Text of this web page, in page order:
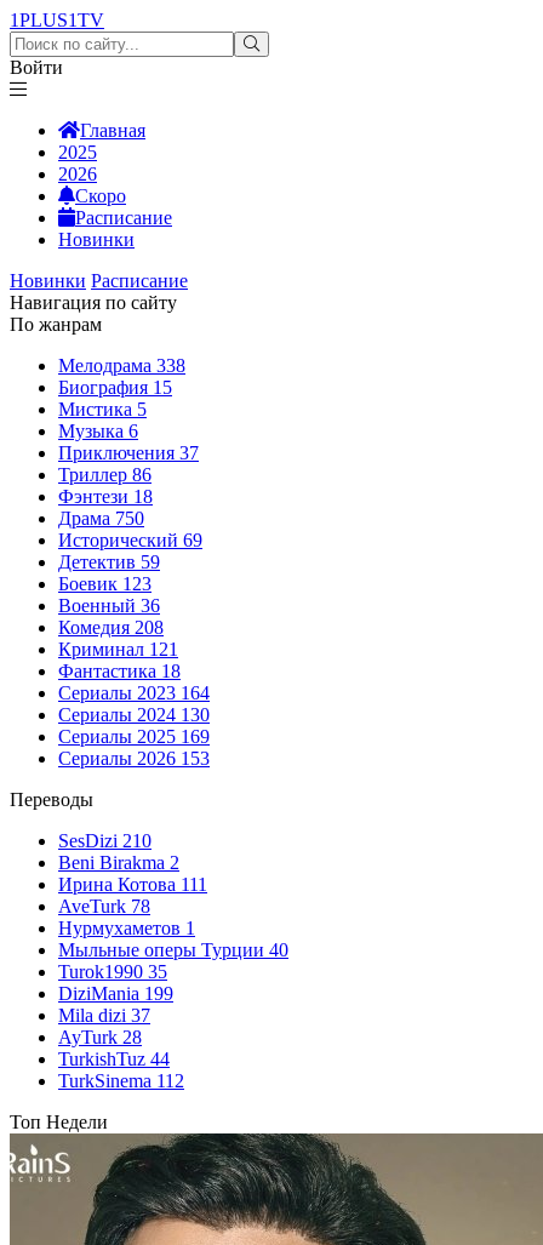
1PLUS1TV
Войти
Главная
2025
2026
Скоро
Расписание
Новинки
Новинки Расписание
Навигация по сайту
По жанрам
Мелодрама 338
Биография 15
Мистика 5
Музыка 6
Приключения 37
Триллер 86
Фэнтези 18
Драма 750
Исторический 69
Детектив 59
Боевик 123
Военный 36
Комедия 208
Криминал 121
Фантастика 18
Сериалы 2023 164
Сериалы 2024 130
Сериалы 2025 169
Сериалы 2026 153
Переводы
SesDizi 210
Beni Birakma 2
Ирина Котова 111
AveTurk 78
Нурмухаметов 1
Мыльные оперы Турции 40
Turok1990 35
DiziMania 199
Mila dizi 37
AyTurk 28
TurkishTuz 44
TurkSinema 112
Топ Недели